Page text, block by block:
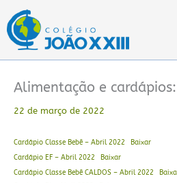
para
conteúdo
Alimentação e
22 de março de 2022
Cardápio Classe Bebê – Abril 2022
Baixar
Cardápio EF – Abril 2022
Baixar
Cardápio Classe Bebê CALDOS – Abril 2022